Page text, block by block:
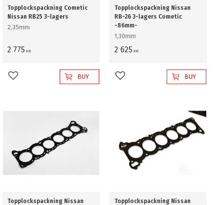
Topplockspackning Cometic
Nissan RB25 3-lagers
2,35mm
2 775 KR
Add to favorites BUY
Topplockspackning Nissan
RB-26 3-lagers Cometic
-86mm-
1,30mm
2 625 KR
Add to favorites BUY
Topplockspackning Nissan
Topplockspackning Nissan